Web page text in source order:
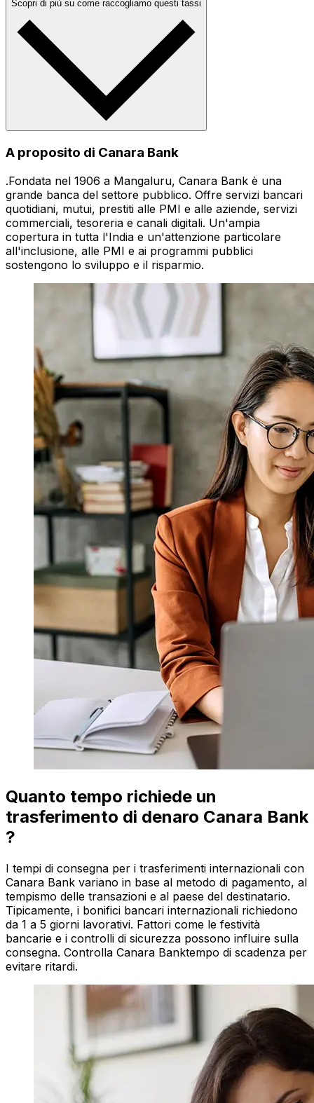
Scopri di più su come raccogliamo questi tassi
A proposito di Canara Bank
.Fondata nel 1906 a Mangaluru, Canara Bank è una
grande banca del settore pubblico. Offre servizi bancari
quotidiani, mutui, prestiti alle PMI e alle aziende, servizi
commerciali, tesoreria e canali digitali. Un'ampia
copertura in tutta l'India e un'attenzione particolare
all'inclusione, alle PMI e ai programmi pubblici
sostengono lo sviluppo e il risparmio.
Quanto tempo richiede un
trasferimento di denaro Canara Bank
?
I tempi di consegna per i trasferimenti internazionali con
Canara Bank variano in base al metodo di pagamento, al
tempismo delle transazioni e al paese del destinatario.
Tipicamente, i bonifici bancari internazionali richiedono
da 1 a 5 giorni lavorativi. Fattori come le festività
bancarie e i controlli di sicurezza possono influire sulla
consegna. Controlla Canara Banktempo di scadenza per
evitare ritardi.